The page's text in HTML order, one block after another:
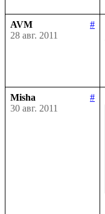
AVM
#
28 авг. 2011
Misha
#
30 авг. 2011